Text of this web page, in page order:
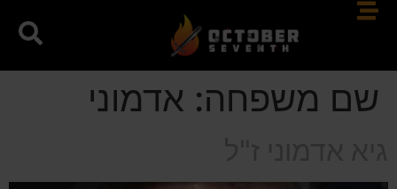
שם משפחה: אדמוני